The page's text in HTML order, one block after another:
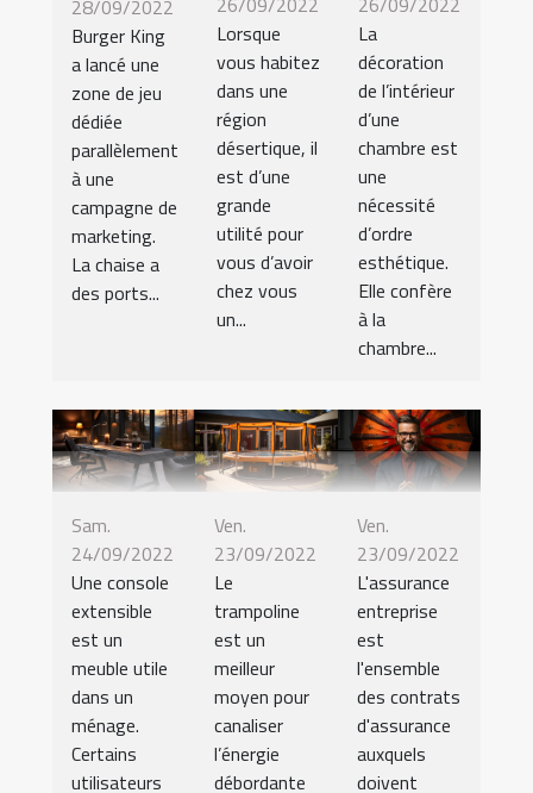
28/09/2022
Burger King
a lancé une
zone de jeu
dédiée
parallèlement
à une
campagne de
marketing.
La chaise a
des ports...
Lorsque
vous habitez
dans une
région
désertique, il
est d’une
grande
utilité pour
vous d’avoir
chez vous
un...
La
décoration
de l’intérieur
d’une
chambre est
une
nécessité
d’ordre
esthétique.
Elle confère
à la
chambre...
Sam.
24/09/2022
Une console
extensible
est un
meuble utile
dans un
ménage.
Certains
utilisateurs
Ven.
23/09/2022
Le
trampoline
est un
meilleur
moyen pour
canaliser
l’énergie
débordante
Ven.
23/09/2022
L'assurance
entreprise
est
l'ensemble
des contrats
d'assurance
auxquels
doivent